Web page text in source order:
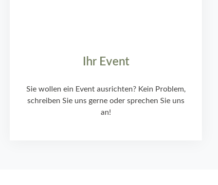
Ihr Event
Sie wollen ein Event ausrichten? Kein Problem,
schreiben Sie uns gerne oder sprechen Sie uns
an!